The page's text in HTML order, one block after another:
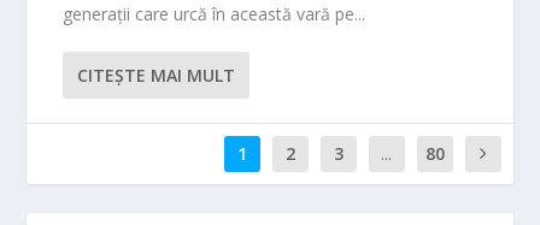
generații care urcă în această vară pe...
CITEŞTE MAI MULT
1 2 3 ... 80